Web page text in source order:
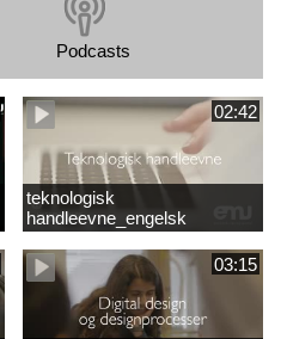
Podcasts
02:42
teknologisk
handleevne_engelsk
03:15